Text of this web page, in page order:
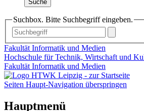
Suche
Suchbox. Bitte Suchbegriff eingeben.
Fakultät Informatik und Medien
Hochschule für Technik, Wirtschaft und
Fakultät Informatik und Medien
Seiten Haupt-Navigation überspringen
Hauptmenü